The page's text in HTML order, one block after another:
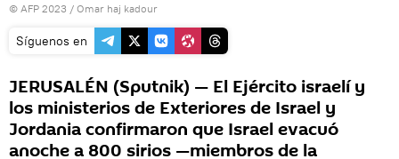
© AFP 2023 / Omar haj kadour
Síguenos en
JERUSALÉN (Sputnik) — El Ejército israelí y
los ministerios de Exteriores de Israel y
Jordania confirmaron que Israel evacuó
anoche a 800 sirios —miembros de la